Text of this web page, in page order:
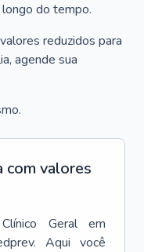
do tempo.
reduzidos para
agende sua
com valores
Clínico Geral
em
Aqui você